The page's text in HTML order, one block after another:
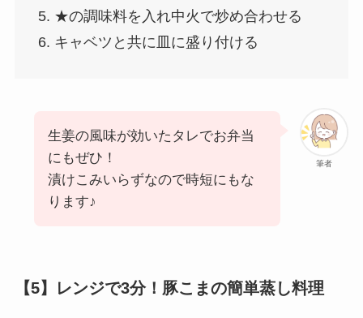
5. ★の調味料を入れ中火で炒め合わせる
6. キャベツと共に皿に盛り付ける
筆者
生姜の風味が効いたタレでお弁当
にもぜひ！
漬けこみいらずなので時短にもな
ります♪
【5】レンジで3分！豚こまの簡単蒸し料理